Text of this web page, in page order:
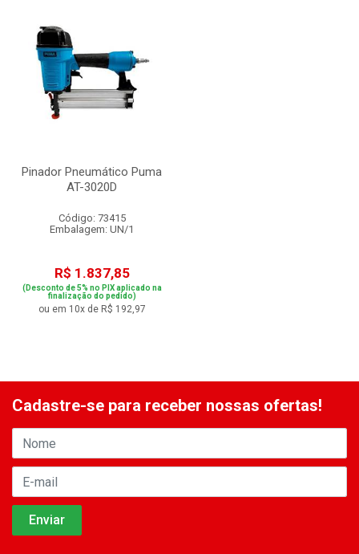
Pinador Pneumático Puma
AT-3020D
Código: 73415
Embalagem: UN/1
R$ 1.837,85
(Desconto de 5% no PIX aplicado na
finalização do pedido)
ou em 10x de R$ 192,97
Cadastre-se para receber nossas ofertas!